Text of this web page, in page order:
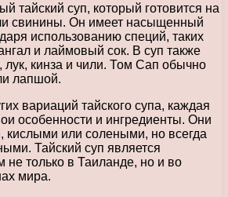
тайский суп, который готовится на
свинины. Он имеет насыщенный
использованию специй, таких
и лаймовый сок. В суп также
лук, кинза и чили. Том Сап обычно
лапшой.
вариаций тайского супа, каждая
особенности и ингредиенты. Они
кислыми или солеными, но всегда
Тайский суп является
только в Таиланде, но и во
мира.